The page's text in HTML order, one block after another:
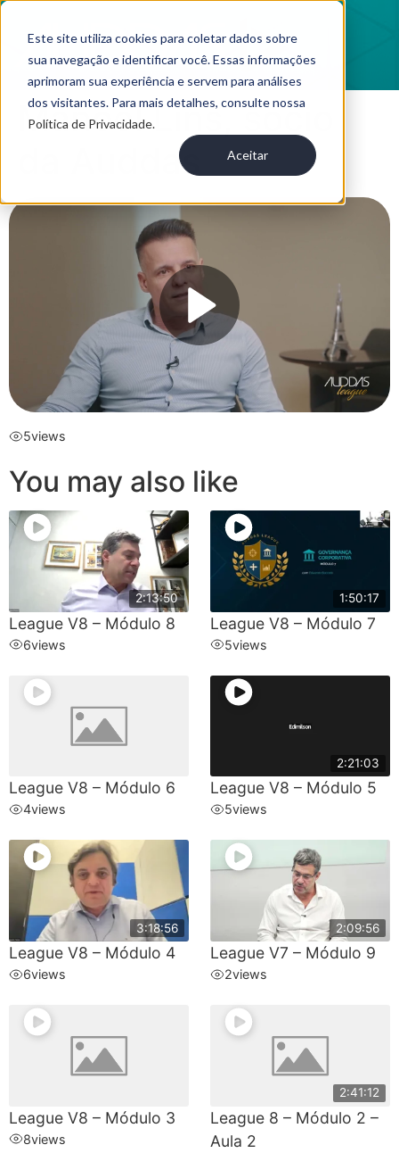
Este site utiliza cookies para coletar dados sobre
sua navegação e identificar você. Essas informações
aprimoram sua experiência e servem para análises
dos visitantes. Para mais detalhes, consulte nossa
Política de Privacidade.
Aceitar
Manoel Lins, sócio
da Auddas
5views
You may also like
2:13:50
League V8 – Módulo 8
6views
1:50:17
League V8 – Módulo 7
5views
League V8 – Módulo 6
4views
2:21:03
League V8 – Módulo 5
5views
3:18:56
League V8 – Módulo 4
6views
2:09:56
League V7 – Módulo 9
2views
League V8 – Módulo 3
8views
2:41:12
League 8 – Módulo 2 –
Aula 2